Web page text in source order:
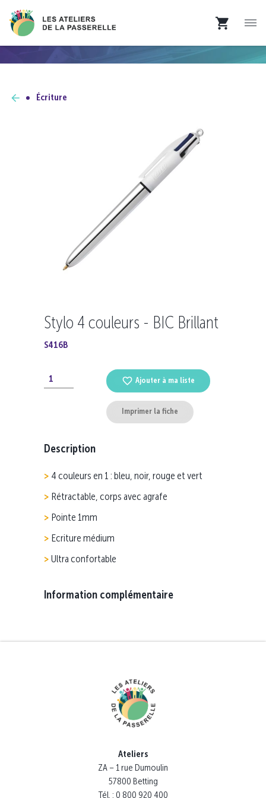
Écriture
Stylo 4 couleurs - BIC Brillant
S416B
Ajouter à ma liste
Imprimer la fiche
Description
4 couleurs en 1 : bleu, noir, rouge et vert
Rétractable, corps avec agrafe
Pointe 1mm
Ecriture médium
Ultra confortable
Information complémentaire
Ateliers
ZA – 1 rue Dumoulin
57800 Betting
Tél. : 0 800 920 400